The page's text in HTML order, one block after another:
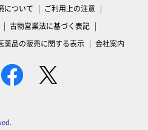
について
ご利用上の注意
古物営業法に基づく表記
薬品の販売に関する表示 会社案内